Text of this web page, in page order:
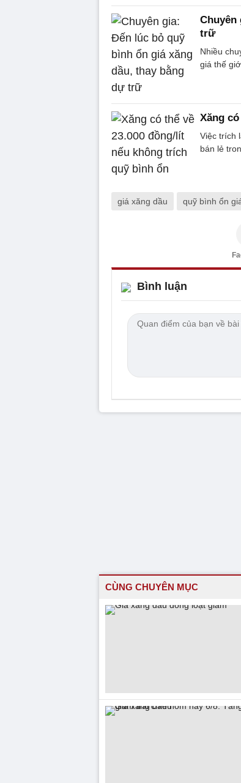
Chuyên
trữ
Nhiều
giá thế
Xăng
Việc trích
bán lẻ
giá xăng dầu quỹ bình ổn
Bình luận
CÙNG CHUYÊN MỤC